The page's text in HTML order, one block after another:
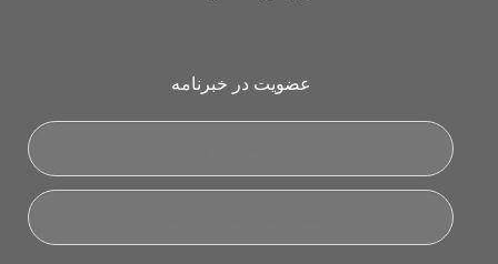
عضویت در خبرنامه